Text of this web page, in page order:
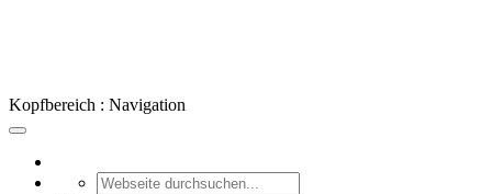
Kopfbereich : Navigation